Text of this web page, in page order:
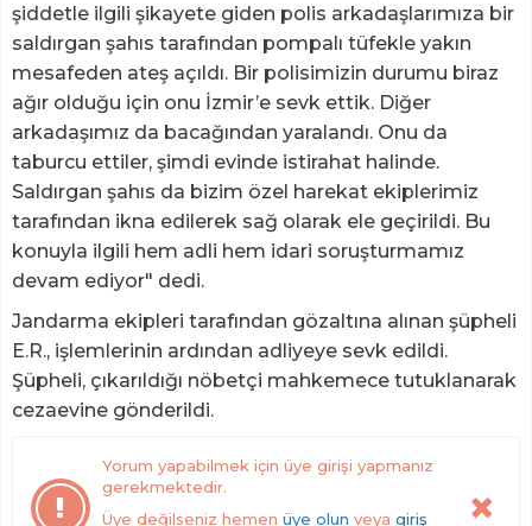
şiddetle ilgili şikayete giden polis arkadaşlarımıza bir
saldırgan şahıs tarafından pompalı tüfekle yakın
mesafeden ateş açıldı. Bir polisimizin durumu biraz
ağır olduğu için onu İzmir’e sevk ettik. Diğer
arkadaşımız da bacağından yaralandı. Onu da
taburcu ettiler, şimdi evinde istirahat halinde.
Saldırgan şahıs da bizim özel harekat ekiplerimiz
tarafından ikna edilerek sağ olarak ele geçirildi. Bu
konuyla ilgili hem adli hem idari soruşturmamız
devam ediyor" dedi.
Jandarma ekipleri tarafından gözaltına alınan şüpheli
E.R., işlemlerinin ardından adliyeye sevk edildi.
Şüpheli, çıkarıldığı nöbetçi mahkemece tutuklanarak
cezaevine gönderildi.
Yorum yapabilmek için üye girişi yapmanız
gerekmektedir.
Üye değilseniz hemen üye olun veya giriş